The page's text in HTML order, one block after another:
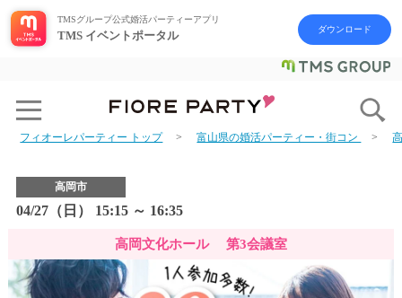
TMSグループ公式婚活パーティーアプリ
TMS イベントポータル ダウンロード
フィオーレパーティー トップ 富山県の婚活パーティー・街コン
高岡市
04/27（日） 15:15 ～ 16:35
高岡文化ホール 第3会議室